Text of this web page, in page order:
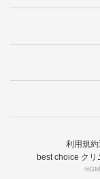
利用規約
best choice クリ